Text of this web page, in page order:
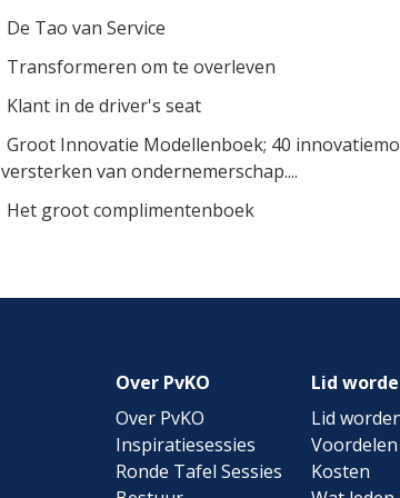
De Tao van Service
Transformeren om te overleven
Klant in de driver's seat
Groot Innovatie Modellenboek; 40
versterken van ondernemerschap....
Het groot complimentenboek
Over PvKO
Over PvKO
Inspiratiesessies
Ronde Tafel Sessies
Lid
Lid
Voordelen
Kosten